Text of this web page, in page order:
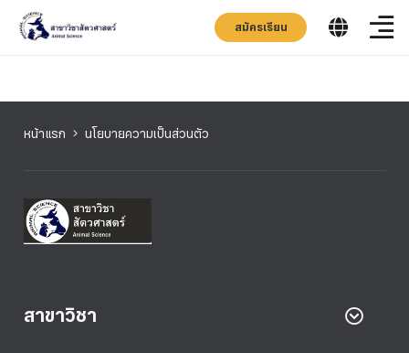
สมัครเรียน
หน้าแรก นโยบายความเป็นส่วนตัว
สาขาวิชา